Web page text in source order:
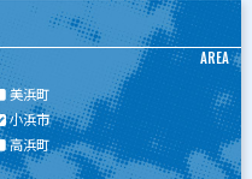
AREA
美浜町
小浜市
高浜町